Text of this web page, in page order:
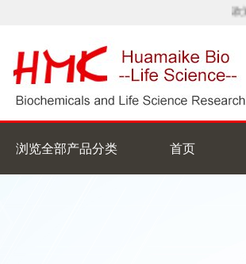
欢
浏览全部产品分类 首页